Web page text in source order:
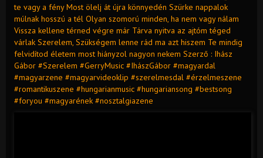
te vagy a fény Most ölelj át újra könnyedén Szürke nappalok
múlnak hosszú a tél Olyan szomorú minden, ha nem vagy nálam
Vissza kellene térned végre már Tárva nyitva az ajtóm téged
várlak Szerelem, Szükségem lenne rád ma azt hiszem Te mindig
felvidítod életem most hiányzol nagyon nekem Szerző : Ihász
Gábor #Szerelem #GerryMusic #IhászGábor #magyardal
#magyarzene #magyarvideoklip #szerelmesdal #érzelmeszene
#romantikuszene #hungarianmusic #hungariansong #bestsong
#foryou #magyarének #nosztalgiazene